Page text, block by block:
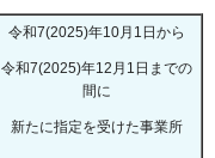
令和7(2025)年10月1日から
令和7(2025)年12月1日までの
間に
新たに指定を受けた事業所